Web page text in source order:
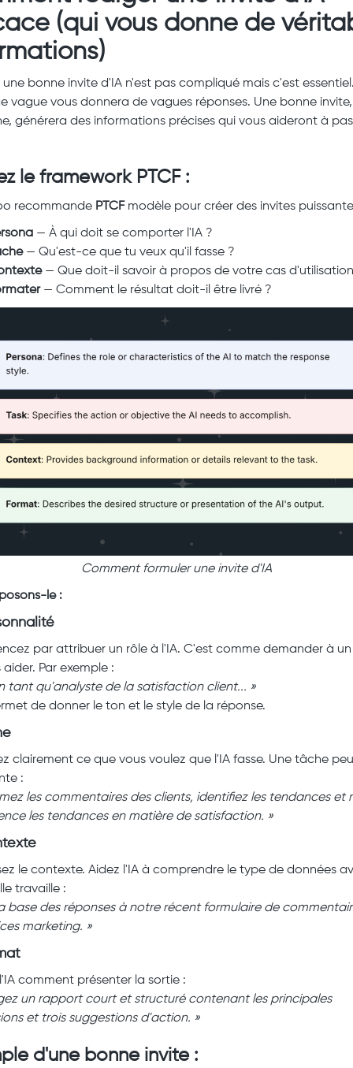
(qui vous donne de
une bonne invite d'IA n'est pas compliqué mais c'est
vague vous donnera de vagues réponses. Une bonne
générera des informations précises qui vous aideront à
le framework PTCF :
recommande PTCF modèle pour créer des invites
— À qui doit se comporter l'IA ?
— Qu'est-ce que tu veux qu'il fasse ?
— Que doit-il savoir à propos de votre cas
— Comment le résultat doit-il être livré ?
Comment formuler une invite d'IA
le :
par attribuer un rôle à l'IA. C'est comme demander à
Par exemple :
tant qu'analyste de la satisfaction client... »
de donner le ton et le style de la réponse.
clairement ce que vous voulez que l'IA fasse. Une tâche
:
les commentaires des clients, identifiez les tendances et
les tendances en matière de satisfaction. »
le contexte. Aidez l'IA à comprendre le type de données
travaille :
base des réponses à notre récent formulaire de
marketing. »
comment présenter la sortie :
un rapport court et structuré contenant les principales
et trois suggestions d'action. »
d'une bonne invite :